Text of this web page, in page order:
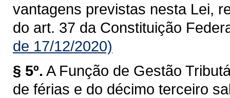
vantagens previstas nesta Lei,
do art. 37 da Constituição
de 17/12/2020)
§ 5º. A Função de Gestão
de férias e do décimo terceiro